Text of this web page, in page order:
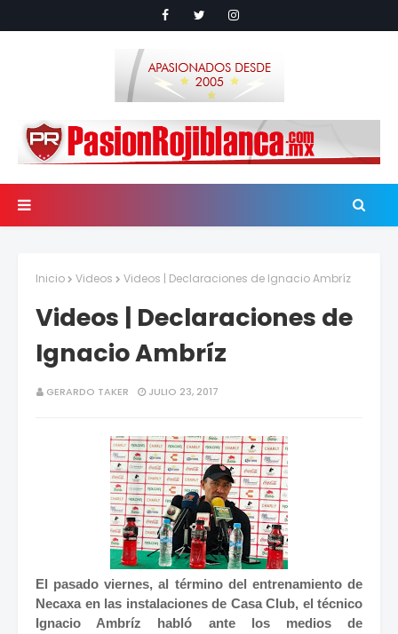
Inicio Videos Videos | Declaraciones de Ignacio Ambríz
Videos | Declaraciones de
Ignacio Ambríz
GERARDO TAKER JULIO 23, 2017
El pasado viernes, al término del entrenamiento de
Necaxa en las instalaciones de Casa Club, el técnico
Ignacio Ambríz habló ante los medios de